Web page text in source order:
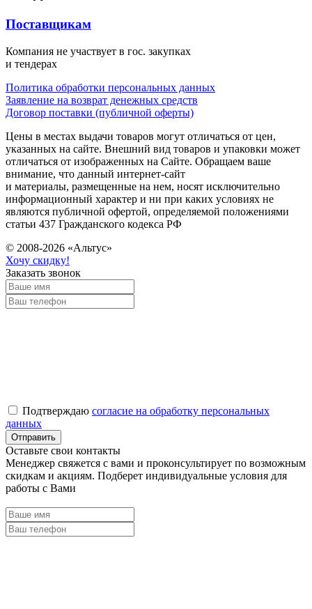
Поставщикам
Компания не участвует в гос. закупках
и тендерах
Политика обработки персональных данных
Заявление на возврат денежных средств
Договор поставки (публичной оферты)
Цены в местах выдачи товаров могут отличаться от цен,
указанных на сайте. Внешний вид товаров и упаковки может
отличаться от изображенных на Сайте. Обращаем ваше
внимание, что данный интернет-сайт
и материалы, размещенные на нем, носят исключительно
информационный характер и ни при каких условиях не
являются публичной офертой, определяемой положениями
статьи 437 Гражданского кодекса РФ
© 2008-2026 «Альтус»
Хочу скидку!
Заказать звонок
Подтверждаю согласие на обработку персональных
данных
Оставьте свои контакты
Менеджер свяжется с вами и проконсультирует по возможным
скидкам и акциям. Подберет индивидуальные условия для
работы с Вами